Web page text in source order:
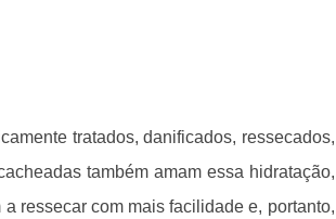
tratados, danificados, ressecados,
também amam essa hidratação,
ressecar com mais facilidade e, portanto,